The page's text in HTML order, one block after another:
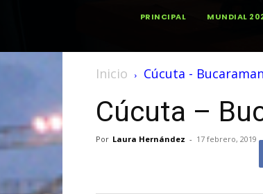
PRINCIPAL MUNDIAL
Inicio Cúcuta -
Cúcuta –
Por Laura Hernández - 17 febrero, 2019